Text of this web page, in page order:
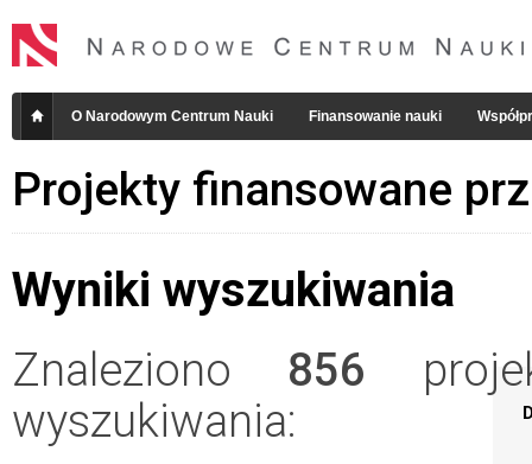
O Narodowym Centrum Nauki Finansowanie nauki
Projekty finansowane
Wyniki wyszukiwania
Znaleziono 856
wyszukiwania: